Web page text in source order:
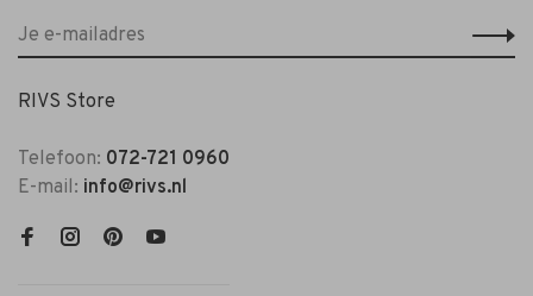
RIVS Store
Telefoon: 072-721 0960
E-mail: info@rivs.nl